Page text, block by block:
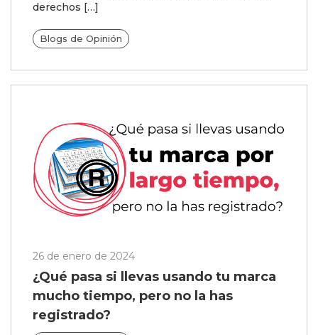
derechos […]
Blogs de Opinión
26 de enero de 2024
¿Qué pasa si llevas usando tu marca
mucho tiempo, pero no la has
registrado?